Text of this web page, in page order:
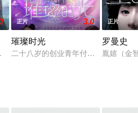
,米勒
正片 3.0
璀璨时光
二十八岁的创业青年付豪把新研究的
正片
罗曼史
胤嬉（金